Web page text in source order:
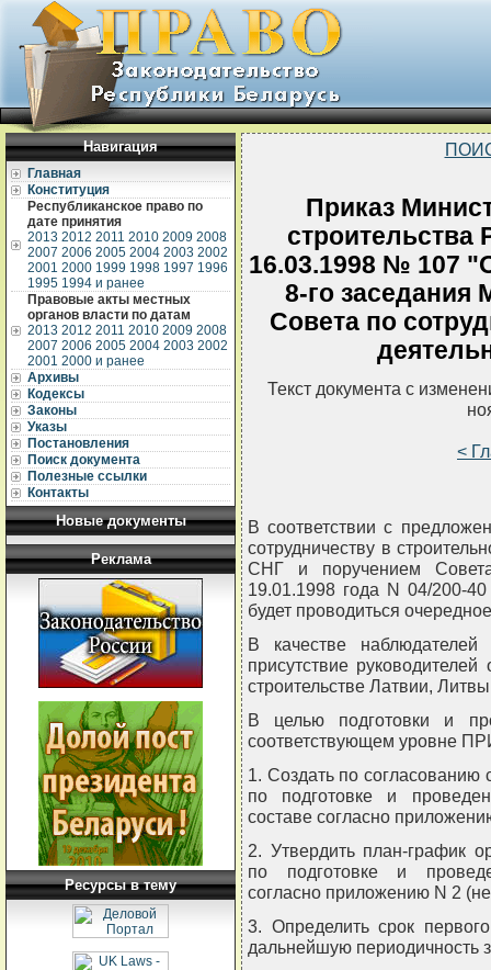
Навигация
Главная
Конституция
Республиканское право по
дате принятия
2013 2012 2011 2010 2009 2008
2007 2006 2005 2004 2003 2002
2001 2000 1999 1998 1997 1996
1995 1994 и ранее
Правовые акты местных
органов власти по датам
2013 2012 2011 2010 2009 2008
2007 2006 2005 2004 2003 2002
2001 2000 и ранее
Архивы
Кодексы
Законы
Указы
Постановления
Поиск документа
Полезные ссылки
Контакты
Новые документы
Реклама
Ресурсы в тему
Приказ
строительства
16.03.1998 № 107
8-го заседания
Совета по
Текст документа с
<
В соответствии с
сотрудничеству в
СНГ и поручением
19.01.1998 года N 04/200-
будет проводиться
В качестве наблюдателей
присутствие
строительстве Латвии,
В целью подготовки и
соответствующем уровне
1. Создать по согласованию
по подготовке и
составе согласно
2. Утвердить план-график
по подготовке и
согласно приложению N 2
3. Определить срок
дальнейшую периодичность